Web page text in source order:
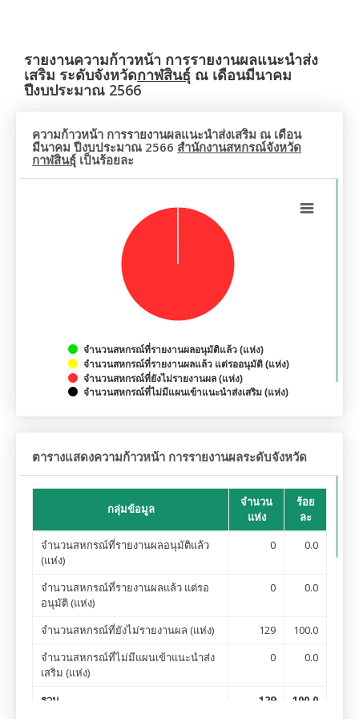
รายงานความก้าวหน้า การรายงานผลแนะนำส่ง
เสริม ระดับจังหวัดกาฬสินธุ์ ณ เดือนมีนาคม
ปีงบประมาณ 2566
ความก้าวหน้า การรายงานผลแนะนำส่งเสริม ณ เดือน
มีนาคม ปีงบประมาณ 2566 สำนักงานสหกรณ์จังหวัด
กาฬสินธุ์ เป็นร้อยละ
จำนวนสหกรณ์ที่รายงานผลอนุมัติแล้ว (แห่ง)
จำนวนสหกรณ์ที่รายงานผลแล้ว แต่รออนุมัติ (แห่ง)
จำนวนสหกรณ์ที่ยังไม่รายงานผล (แห่ง)
จำนวนสหกรณ์ที่ไม่มีแผนเข้าแนะนำส่งเสริม (แห่ง)
ตารางแสดงความก้าวหน้า การรายงานผลระดับจังหวัด
กลุ่มข้อมูล
จำนวน
แห่ง
ร้อย
ละ
จำนวนสหกรณ์ที่รายงานผลอนุมัติแล้ว
(แห่ง)
0 0.0
จำนวนสหกรณ์ที่รายงานผลแล้ว แต่รอ
อนุมัติ (แห่ง)
0 0.0
จำนวนสหกรณ์ที่ยังไม่รายงานผล (แห่ง) 129
100.0
จำนวนสหกรณ์ที่ไม่มีแผนเข้าแนะนำส่ง
เสริม (แห่ง)
0 0.0
รวม 129 100.0